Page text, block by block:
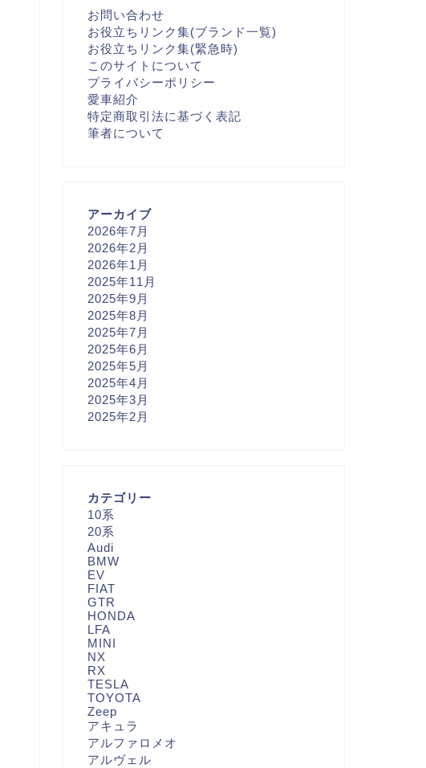
お問い合わせ
お役立ちリンク集(ブランド一覧)
お役立ちリンク集(緊急時)
このサイトについて
プライバシーポリシー
愛車紹介
特定商取引法に基づく表記
筆者について
アーカイブ
2026年7月
2026年2月
2026年1月
2025年11月
2025年9月
2025年8月
2025年7月
2025年6月
2025年5月
2025年4月
2025年3月
2025年2月
カテゴリー
10系
20系
Audi
BMW
EV
FIAT
GTR
HONDA
LFA
MINI
NX
RX
TESLA
TOYOTA
Zeep
アキュラ
アルファロメオ
アルヴェル